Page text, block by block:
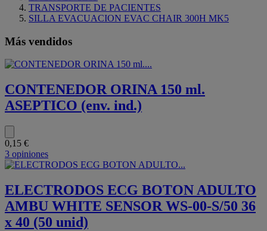
TRANSPORTE DE PACIENTES
SILLA EVACUACION EVAC CHAIR 300H MK5
Más vendidos
CONTENEDOR ORINA 150 ml.
ASEPTICO (env. ind.)
0,15 €
3 opiniones
ELECTRODOS ECG BOTON ADULTO
AMBU WHITE SENSOR WS-00-S/50 36
x 40 (50 unid)